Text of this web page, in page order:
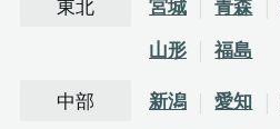
東北 宮城 青森
山形
福島
中部 新潟 愛知